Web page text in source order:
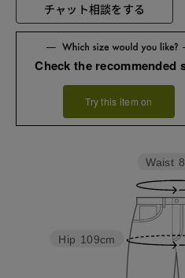
チャット相談をする
Check the recommended
Try this item on
Hip 109cm
Waist